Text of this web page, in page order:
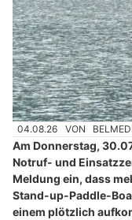
04.08.26 VON
Am Donnerstag,
Notruf- und
Meldung ein, dass
Stand-up-Paddle-
einem plötzlich